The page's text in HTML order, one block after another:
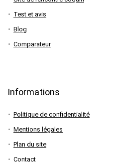
Test et avis
Blog
Comparateur
Informations
Politique de confidentialité
Mentions légales
Plan du site
Contact